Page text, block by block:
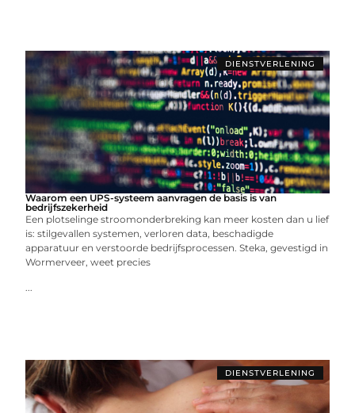
DIENSTVERLENING
Waarom een UPS-systeem aanvragen de basis is van
bedrijfszekerheid
Een plotselinge stroomonderbreking kan meer kosten dan u lief
is: stilgevallen systemen, verloren data, beschadigde
apparatuur en verstoorde bedrijfsprocessen. Steka, gevestigd in
Wormerveer, weet precies
...
DIENSTVERLENING